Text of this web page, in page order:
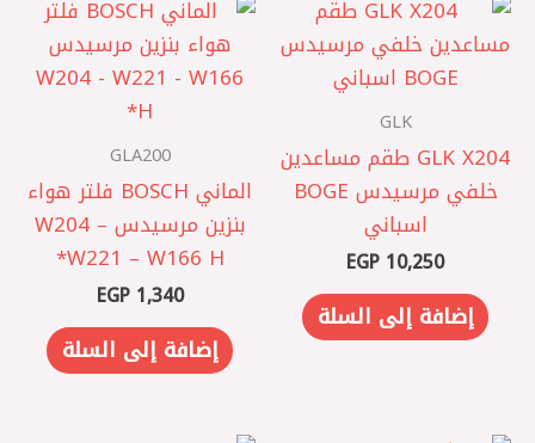
GLK
GLK X204 طقم مساعدين
خلفي مرسيدس BOGE
اسباني
EGP 10,250
إضافة إلى السلة
GLA200
الماني BOSCH فلتر هواء
بنزين مرسيدس W204 –
W221 – W166 H*
EGP1,340
إضافة إلى السلة